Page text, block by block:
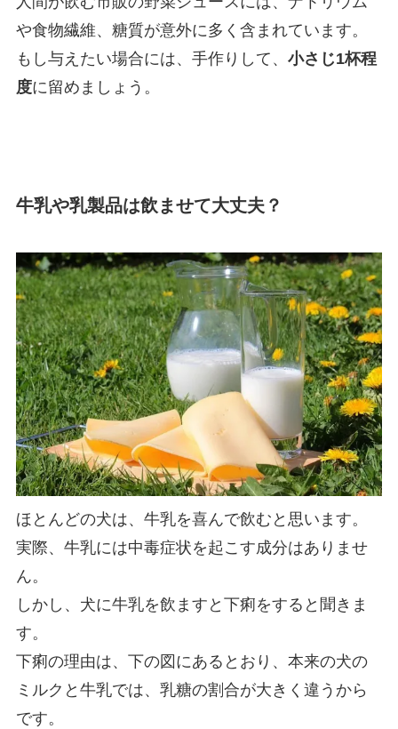
や食物繊維、糖質が意外に多く含まれています。
もし与えたい場合には、手作りして、 小さじ1杯程
度に留めましょう。
牛乳や乳製品は飲ませて大丈夫？
ほとんどの犬は、牛乳を喜んで飲むと思います。
実際、牛乳には中毒症状を起こす成分はありませ
ん。
しかし、犬に牛乳を飲ますと下痢をすると聞きま
す。
下痢の理由は、下の図にあるとおり、本来の犬の
ミルクと牛乳では、乳糖の割合が大きく違うから
です。